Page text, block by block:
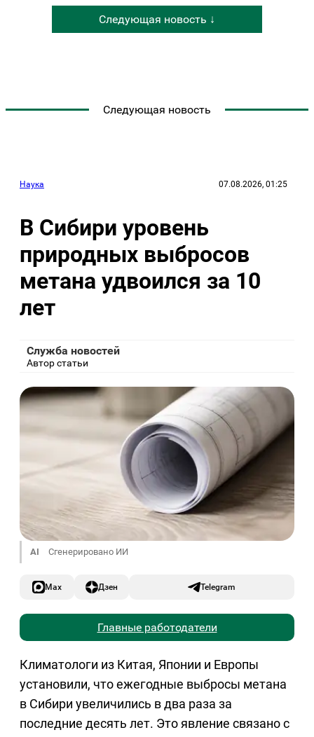
Следующая новость ↓
Следующая новость
Наука 07.08.2026, 01:25
В Сибири уровень
природных выбросов
метана удвоился за 10
лет
Служба новостей
Автор статьи
AI Сгенерировано ИИ
Max Дзен Telegram
Главные работодатели
Климатологи из Китая, Японии и Европы
установили, что ежегодные выбросы метана
в Сибири увеличились в два раза за
последние десять лет. Это явление связано с